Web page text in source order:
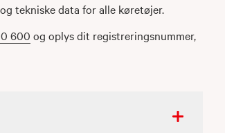
tekniske data for alle køretøjer.
600 og oplys dit registreringsnummer,